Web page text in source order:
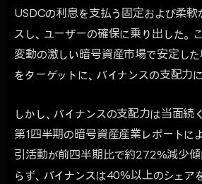
USDCの利息を支払う固定および柔軟
スし、ユーザーの確保に乗り出した。
変動の激しい暗号資産市場で安定し
をターゲットに、バイナンスの支配力
しかし、バイナンスの支配力は当面続
第1四半期の暗号資産産業レポートに
引活動が前四半期比で約27.2%減少傾
らず、バイナンスは40%以上のシェア